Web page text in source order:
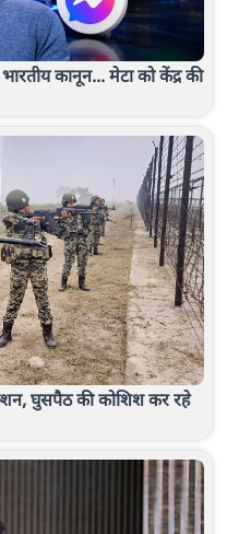
कानून... मेटा को केंद्र की
घुसपैठ की कोशिश कर रहे